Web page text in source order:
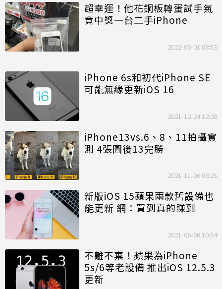
超幸運！他花銅板轉蛋試手氣
竟中獎一台二手iPhone
2022-06-01 08:53
iPhone 6s和初代iPhone SE
可能無緣更新iOS 16
2021-12-24 12:08
iPhone13vs.6、8、11拍攝實
測 4張圖後13完勝
2021-11-06 08:25
新版iOS 15蘋果兩款舊設備也
能更新 網：買到真的賺到
2021-06-08 10:34
不離不棄！蘋果為iPhone
5s/6等老設備 推出iOS 12.5.3
更新